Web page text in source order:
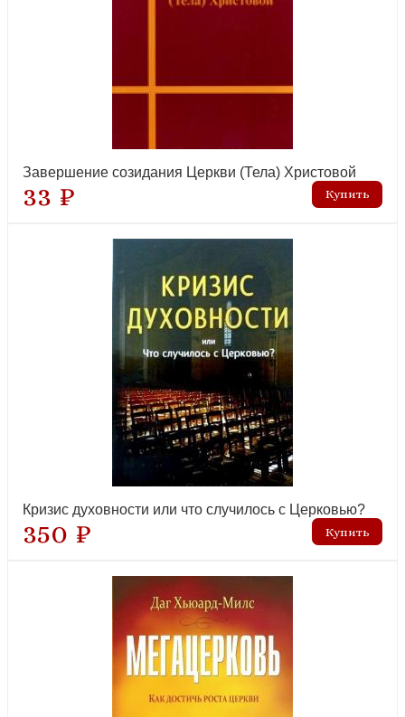
рекомендуем
Жить вместе. Письма братству Финкенвальде
Завершение созидания Церкви (Тела) Христовой
33 ₽
Кризис духовности или что случилось с Церковью?
350 ₽